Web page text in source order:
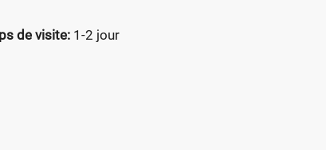
de visite: 1-2 jour